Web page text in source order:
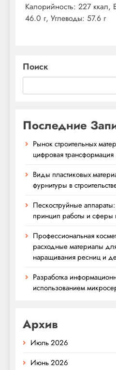
Калорийность: 227
46.0 г, Углеводы: 57.6 г
Поиск
Последние
Рынок строительных
цифровая трансформация
Виды пластиковых
фурнитуры в
Пескоструйные
принцип работы и сферы
Профессиональная
расходные материалы
наращивания ресниц и
Разработка
использованием
Архив
Июль 2026
Июнь 2026